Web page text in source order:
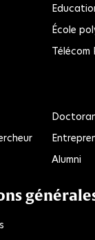
École
Télécom
Alumni